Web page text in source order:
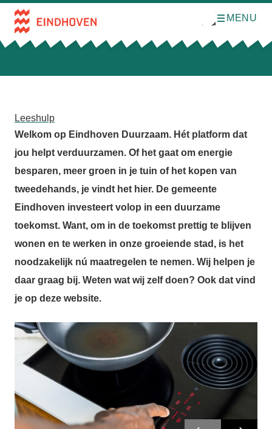
Direct naar de inhoud
O
n
n
MENU
Leeshulp
Welkom op Eindhoven Duurzaam. Hét platform dat
jou helpt verduurzamen. Of het gaat om energie
besparen, meer groen in je tuin of het kopen van
tweedehands, je vindt het hier. De gemeente
Eindhoven investeert volop in een duurzame
toekomst. Want, om in de toekomst prettig te blijven
wonen en te werken in onze groeiende stad, is het
noodzakelijk nú maatregelen te nemen. Wij helpen je
daar graag bij. Weten wat wij zelf doen? Ook dat vind
je op deze website.